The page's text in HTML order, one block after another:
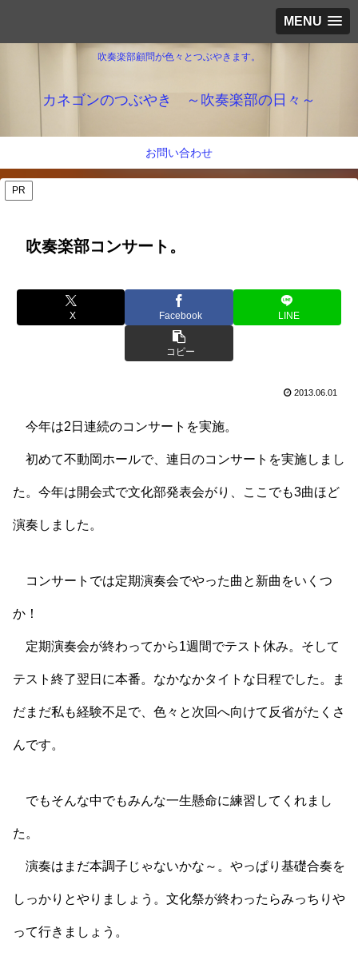
MENU
吹奏楽部顧問が色々とつぶやきます。
カネゴンのつぶやき ～吹奏楽部の日々～
お問い合わせ
PR
吹奏楽部コンサート。
X Facebook LINE
コピー
2013.06.01
今年は2日連続のコンサートを実施。
初めて不動岡ホールで、連日のコンサートを実施しまし
た。今年は開会式で文化部発表会がり、ここでも3曲ほど
演奏しました。
コンサートでは定期演奏会でやった曲と新曲をいくつ
か！
定期演奏会が終わってから1週間でテスト休み。そして
テスト終了翌日に本番。なかなかタイトな日程でした。ま
だまだ私も経験不足で、色々と次回へ向けて反省がたくさ
んです。
でもそんな中でもみんな一生懸命に練習してくれまし
た。
演奏はまだ本調子じゃないかな～。やっぱり基礎合奏を
しっかりとやりましょう。文化祭が終わったらみっちりや
って行きましょう。